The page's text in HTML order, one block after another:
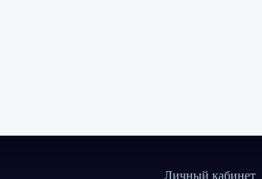
Личный кабинет